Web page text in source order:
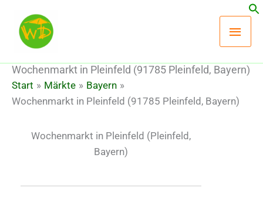
Inhalt
springen
Wochenmarkt in Pleinfeld (91785 Pleinfeld, Bayern)
Start Märkte
Bayern
Wochenmarkt in Pleinfeld (91785 Pleinfeld, Bayern)
Wochenmarkt in Pleinfeld (Pleinfeld,
Bayern)